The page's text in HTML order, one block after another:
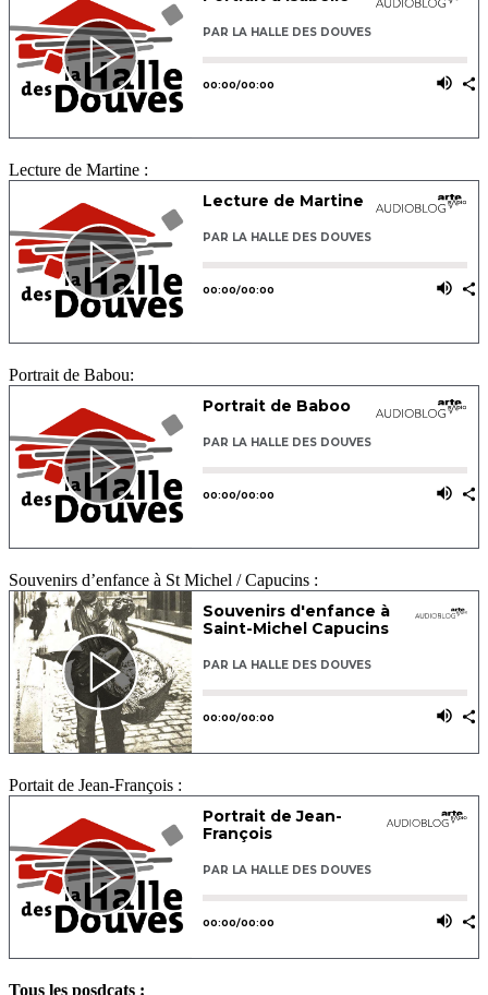
Lecture de Martine :
Portrait de Babou:
Souvenirs d’enfance à St Michel / Capucins :
Portait de Jean-François :
Tous les posdcats :